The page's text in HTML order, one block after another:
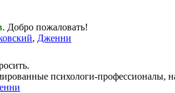
. Добро пожаловать!
, Дженни
психологи-профессионалы,